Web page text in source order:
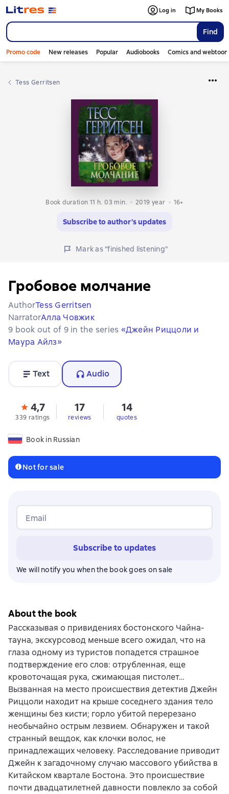
Find
Log in My Books
Promo code New releases Popular Audiobooks Comics and
Tess Gerritsen
Book duration 11 h. 03 min. 2019 year 16+
Subscribe to author’s updates
Mark as "finished listening"
Гробовое молчание
AuthorTess Gerritsen
NarratorАлла Човжик
9 book out of 9 in the series «Джейн Риццоли и
Маура Айлз»
Text Audio
4,7
339 ratings
17
reviews
14
quotes
Book in Russian
Not for sale
Email
Subscribe to updates
We will notify you when the book goes on sale
About the book
Рассказывая о привидениях бостонского Чайна-
тауна, экскурсовод меньше всего ожидал, что на
глаза одному из туристов попадется страшное
подтверждение его слов: отрубленная, еще
кровоточащая рука, сжимающая пистолет…
Вызванная на место происшествия детектив Джейн
Риццоли находит на крыше соседнего здания тело
женщины без кисти; горло убитой перерезано
необычайно острым лезвием. Обнаружен и такой
странный вещдок, как клочки волос, не
принадлежащих человеку. Расследование приводит
Джейн к загадочному случаю массового убийства в
Китайском квартале Бостона. Это происшествие
почти двадцатилетней давности повлекло за собой